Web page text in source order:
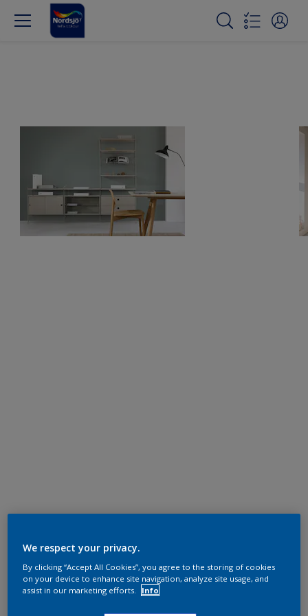
We respect your privacy.
By clicking “Accept All Cookies”, you agree to the storing of cookies
on your device to enhance site navigation, analyze site usage, and
assist in our marketing efforts.
Info